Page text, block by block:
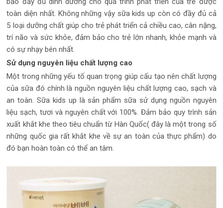
toàn diện nhất. Không những vậy sữa kids up còn có đầy đủ cả
5 loại dưỡng chất giúp cho trẻ phát triển cả chiều cao, cân nặng,
trí não và sức khỏe, đảm bảo cho trẻ lớn nhanh, khỏe mạnh và
có sự nhạy bén nhất.
Sử dụng nguyên liệu chất lượng cao
Một trong những yếu tố quan trọng giúp cấu tạo nên chất lượng
của sữa đó chính là nguồn nguyên liệu chất lượng cao, sạch và
an toàn. Sữa kids up là sản phẩm sữa sử dụng nguồn nguyên
liệu sạch, tươi và nguyên chất với 100%. Đảm bảo quy trình sản
xuất khắt khe theo tiêu chuẩn từ Hàn Quốc( đây là một trong số
những quốc gia rất khắt khe về sự an toàn của thực phẩm) do
đó bạn hoàn toàn có thể an tâm.